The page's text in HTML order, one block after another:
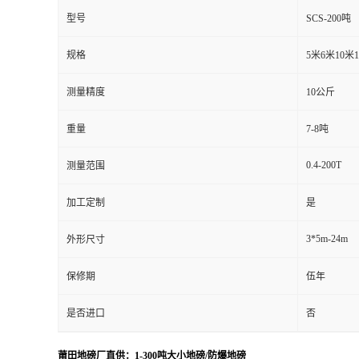
型号 SCS-200吨
规格 5米6米10米
测量精度 10公斤
重量 7-8吨
测量范围 0.4-200T
加工定制 是
外形尺寸 3*5m-24m
保修期 伍年
是否进口 否
莆田地磅厂直供：1-300吨大小地磅/防爆地磅